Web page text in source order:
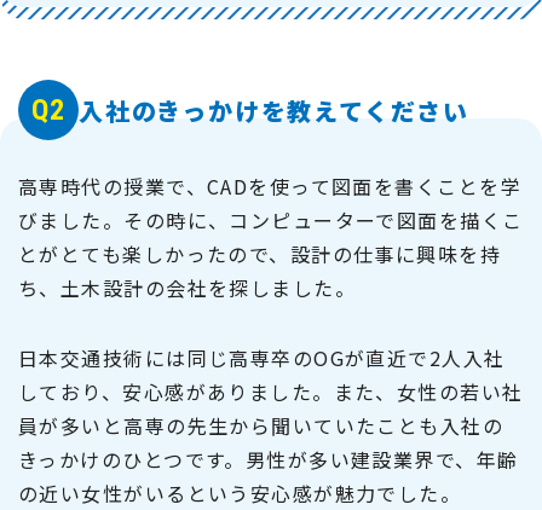
Q2 入社のきっかけを教えてください
高専時代の授業で、CADを使って図面を書くことを学
びました。その時に、コンピューターで図面を描くこ
とがとても楽しかったので、設計の仕事に興味を持
ち、土木設計の会社を探しました。
日本交通技術には同じ高専卒のOGが直近で2人入社
しており、安心感がありました。また、女性の若い社
員が多いと高専の先生から聞いていたことも入社の
きっかけのひとつです。男性が多い建設業界で、年齢
の近い女性がいるという安心感が魅力でした。